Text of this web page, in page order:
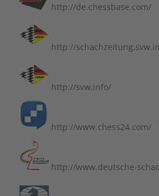
http://de.chessbase.com/
http://
http://svw.info/
http://www.chess24.com/
http://www.deutsche-